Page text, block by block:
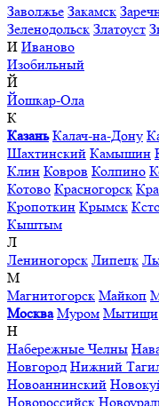
Заволжье Закамск
Зеленодольск Златоуст
И Иваново
Изобильный
Й
Йошкар-Ола
К
Казань Калач-на-Дону
Шахтинский Камышин
Клин Ковров Колпино
Котово Красногорск
Кропоткин Крымск
Кыштым
Л
Лениногорск Липецк
М
Магнитогорск Майкоп
Москва Муром Мытищи
Н
Набережные Челны
Новгород Нижний
Новоаннинский
Новороссийск